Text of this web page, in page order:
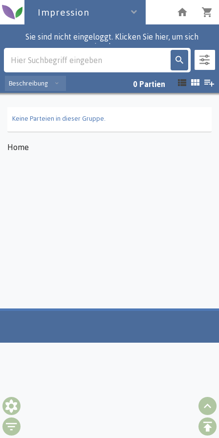
Impression
Sie sind nicht eingeloggt. Klicken Sie hier, um sich
einzuloggen.
Impression
Beschreibung 0 Partien
Keine Parteien in dieser Gruppe.
Home